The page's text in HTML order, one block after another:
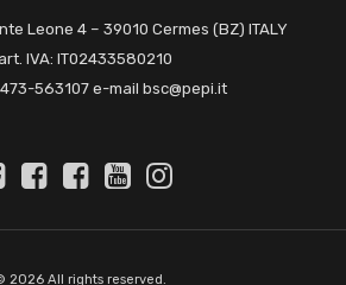
Leone 4 – 39010 Cermes (BZ) ITALY
IVA: IT02433580210
563107 e-mail bsc@pepi.it
2026 All rights reserved.